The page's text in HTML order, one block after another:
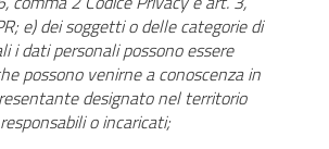
e) dei soggetti o delle categorie di
i dati personali possono essere
possono venirne a conoscenza in
designato nel territorio
o incaricati;